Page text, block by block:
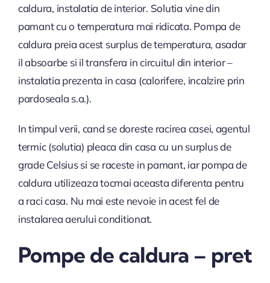
caldura, instalatia de interior. Solutia vine din
pamant cu o temperatura mai ridicata. Pompa de
caldura preia acest surplus de temperatura, asadar
il absoarbe si il transfera in circuitul din interior –
instalatia prezenta in casa (calorifere, incalzire prin
pardoseala s.a.).
In timpul verii, cand se doreste racirea casei, agentul
termic (solutia) pleaca din casa cu un surplus de
grade Celsius si se raceste in pamant, iar pompa de
caldura utilizeaza tocmai aceasta diferenta pentru
a raci casa. Nu mai este nevoie in acest fel de
instalarea aerului conditionat.
Pompe de caldura – pret